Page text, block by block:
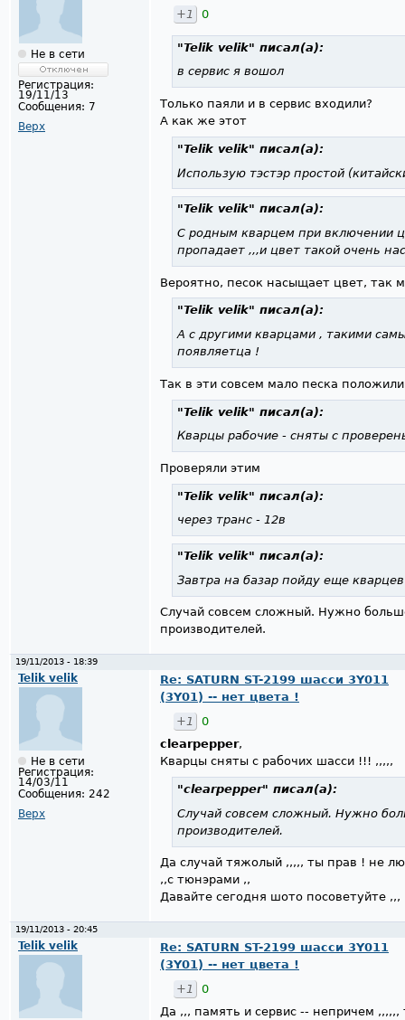
Не в сети
Регистрация:
19/11/13
Сообщения: 7
Верх
+1 0
"Telik velik" писал(а):
в сервис я вошол
Только паяли и в сервис входили?
А как же этот
"Telik velik" писал(а):
Использую тэстэр простой
"Telik velik" писал(а):
С родным кварцем при включении
пропадает ,,,и цвет такой очень
Вероятно, песок насыщает цвет, так
"Telik velik" писал(а):
А с другими кварцами , такими
появляетца !
Так в эти совсем мало песка
"Telik velik" писал(а):
Кварцы рабочие - сняты с
Проверяли этим
"Telik velik" писал(а):
через транс - 12в
"Telik velik" писал(а):
Завтра на базар пойду еще
Случай совсем сложный. Нужно
производителей.
19/11/2013 - 18:39
Telik velik
Не в сети
Регистрация:
14/03/11
Сообщения: 242
Верх
Re: SATURN ST-2199 шасси 3Y011
(3Y01) -- нет цвета !
+1
0
clearpepper,
Кварцы сняты с рабочих шасси !!! ,,,,,
"clearpepper" писал(а):
Случай совсем сложный. Нужно
производителей.
Да случай тяжолый ,,,,, ты прав ! не
,,с тюнэрами ,,
Давайте сегодня шото посоветуйте
19/11/2013 - 20:45
Telik velik
Re: SATURN ST-2199 шасси 3Y011
(3Y01) -- нет цвета !
+1
0
Да ,,, память и сервис -- непричем